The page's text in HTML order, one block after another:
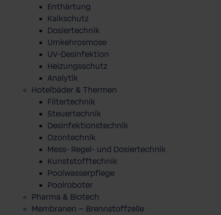
Enthärtung
Kalkschutz
Dosiertechnik
Umkehrosmose
UV-Desinfektion
Heizungsschutz
Analytik
Hotelbäder & Thermen
Filtertechnik
Steuertechnik
Desinfektionstechnik
Ozontechnik
Mess- Regel- und Dosiertechnik
Kunststofftechnik
Poolwasserpflege
Poolroboter
Pharma & Biotech
Membranen – Brennstoffzelle